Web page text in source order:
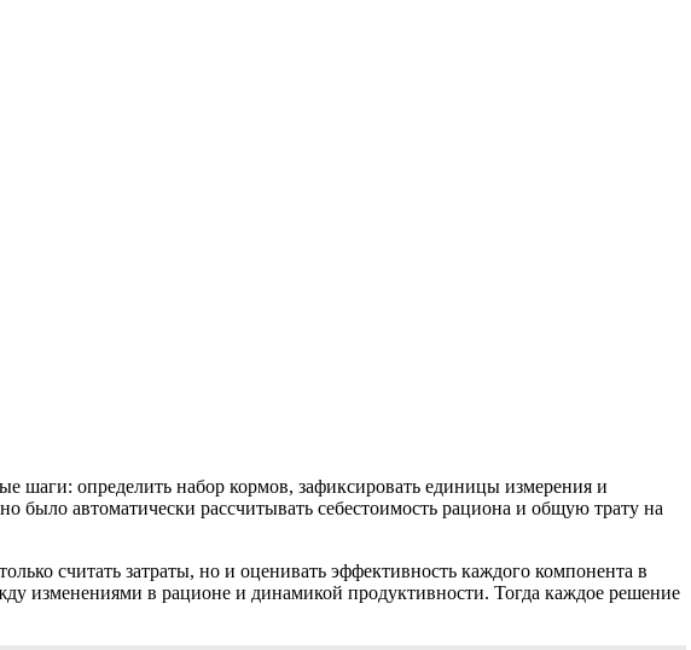
определить набор кормов, зафиксировать единицы измерения и
автоматически рассчитывать себестоимость рациона и общую трату на
считать затраты, но и оценивать эффективность каждого компонента в
изменениями в рационе и динамикой продуктивности. Тогда каждое решение